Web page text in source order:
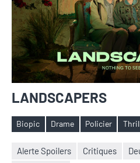
LANDSCAPERS
Étiquettes
Biopic Drame Policier
Alerte Spoilers Critiques